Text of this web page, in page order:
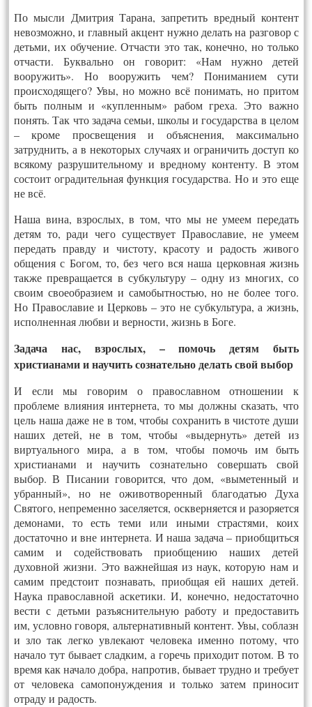
По мысли Дмитрия Тарана, запретить вредный контент
невозможно, и главный акцент нужно делать на разговор с
детьми, их обучение. Отчасти это так, конечно, но только
отчасти. Буквально он говорит: «Нам нужно детей
вооружить». Но вооружить чем? Пониманием сути
происходящего? Увы, но можно всё понимать, но притом
быть полным и «купленным» рабом греха. Это важно
понять. Так что задача семьи, школы и государства в целом
– кроме просвещения и объяснения, максимально
затруднить, а в некоторых случаях и ограничить доступ ко
всякому разрушительному и вредному контенту. В этом
состоит оградительная функция государства. Но и это еще
не всё.
Наша вина, взрослых, в том, что мы не умеем передать
детям то, ради чего существует Православие, не умеем
передать правду и чистоту, красоту и радость живого
общения с Богом, то, без чего вся наша церковная жизнь
также превращается в субкультуру – одну из многих, со
своим своеобразием и самобытностью, но не более того.
Но Православие и Церковь – это не субкультура, а жизнь,
исполненная любви и верности, жизнь в Боге.
Задача нас, взрослых, – помочь детям быть
христианами и научить сознательно делать свой выбор
И если мы говорим о православном отношении к
проблеме влияния интернета, то мы должны сказать, что
цель наша даже не в том, чтобы сохранить в чистоте души
наших детей, не в том, чтобы «выдернуть» детей из
виртуального мира, а в том, чтобы помочь им быть
христианами и научить сознательно совершать свой
выбор. В Писании говорится, что дом, «выметенный и
убранный», но не оживотворенный благодатью Духа
Святого, непременно заселяется, оскверняется и разоряется
демонами, то есть теми или иными страстями, коих
достаточно и вне интернета. И наша задача – приобщиться
самим и содействовать приобщению наших детей
духовной жизни. Это важнейшая из наук, которую нам и
самим предстоит познавать, приобщая ей наших детей.
Наука православной аскетики. И, конечно, недостаточно
вести с детьми разъяснительную работу и предоставить
им, условно говоря, альтернативный контент. Увы, соблазн
и зло так легко увлекают человека именно потому, что
начало тут бывает сладким, а горечь приходит потом. В то
время как начало добра, напротив, бывает трудно и требует
от человека самопонуждения и только затем приносит
отраду и радость.